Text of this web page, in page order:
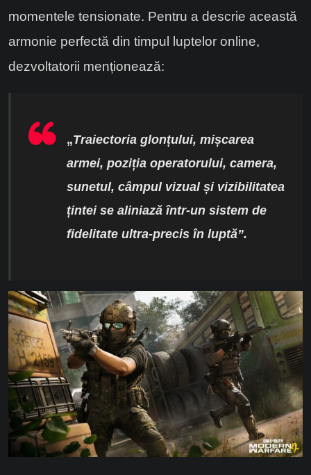
momentele tensionate. Pentru a descrie această
armonie perfectă din timpul luptelor online,
dezvoltatorii menționează:
„Traiectoria glonțului, mișcarea
armei, poziția operatorului, camera,
sunetul, câmpul vizual și vizibilitatea
țintei se aliniază într-un sistem de
fidelitate ultra-precis în luptă”.